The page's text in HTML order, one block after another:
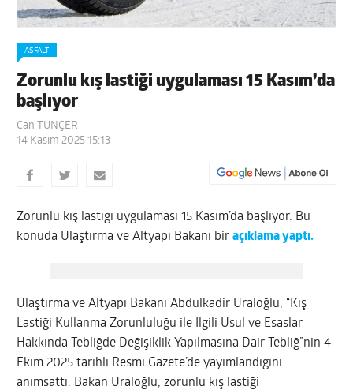
ASFALT
Zorunlu kış lastiği uygulaması 15 Kasım’da
başlıyor
Can TUNÇER
14 Kasım 2025 15:13
Zorunlu kış lastiği uygulaması 15 Kasım’da başlıyor. Bu
konuda Ulaştırma ve Altyapı Bakanı biraçıklama yaptı.
Ulaştırma ve Altyapı Bakanı Abdulkadir Uraloğlu, “Kış
Lastiği Kullanma Zorunluluğu ile İlgili Usul ve Esaslar
Hakkında Tebliğde Değişiklik Yapılmasına Dair Tebliğ”nin 4
Ekim 2025 tarihli Resmi Gazete’de yayımlandığını
anımsattı. Bakan Uraloğlu, zorunlu kış lastiği